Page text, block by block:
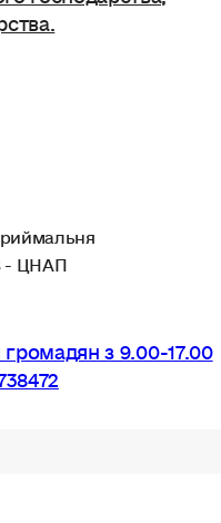
- ЦНАП
з 9.00-17.00